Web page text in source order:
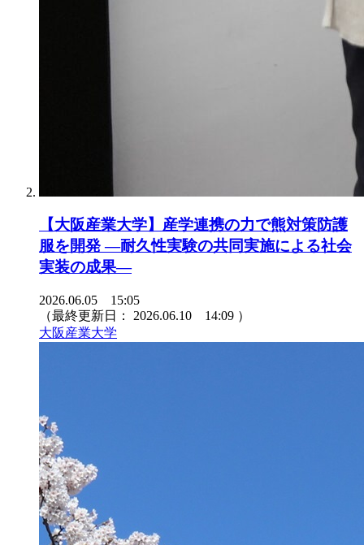
【大阪産業大学】産学連携の力で熊対策防護
服を開発 ―耐久性実験の共同実施による社会
実装の成果―
2026.06.05 15:05
（最終更新日： 2026.06.10 14:09 ）
大阪産業大学